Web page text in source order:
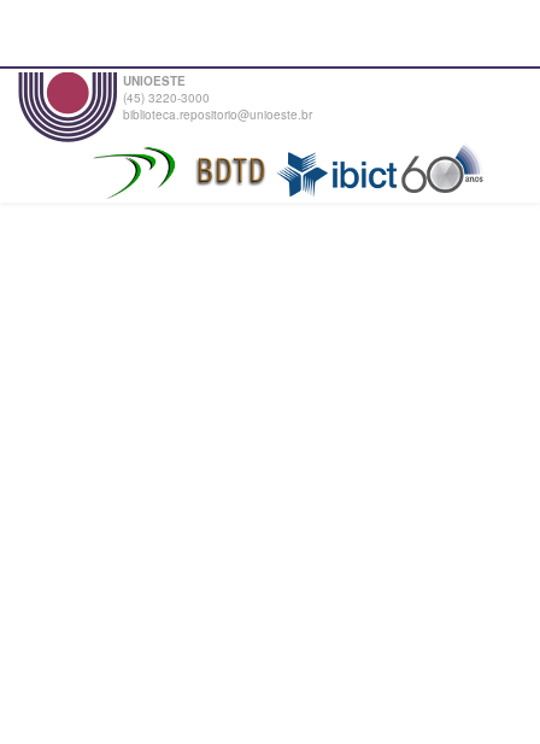
UNIOESTE
(45) 3220-3000
biblioteca.repositorio@unioeste.br